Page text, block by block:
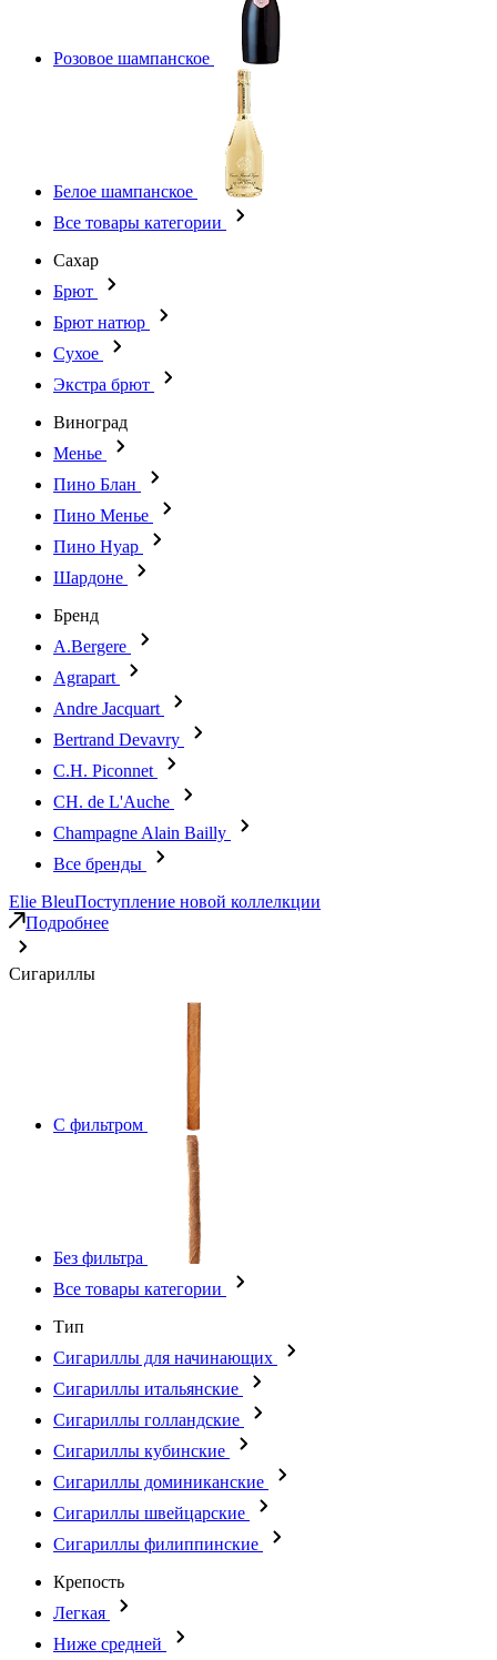
Розовое шампанское
Белое шампанское
Все товары категории
Сахар
Брют
Брют натюр
Сухое
Экстра брют
Виноград
Менье
Пино Блан
Пино Менье
Пино Нуар
Шардоне
Бренд
A.Bergere
Agrapart
Andre Jacquart
Bertrand Devavry
C.H. Piconnet
CH. de L'Auche
Champagne Alain Bailly
Все бренды
Elie BleuПоступление новой коллелкции
Подробнее
Сигариллы
С фильтром
Без фильтра
Все товары категории
Тип
Сигариллы для начинающих
Сигариллы итальянские
Сигариллы голландские
Сигариллы кубинские
Сигариллы доминиканские
Сигариллы швейцарские
Сигариллы филиппинские
Крепость
Легкая
Ниже средней